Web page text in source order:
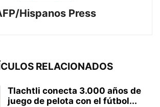
Hispanos Press
RELACIONADOS
Tlachtli conecta 3.000 años de
juego de pelota con el fútbol...